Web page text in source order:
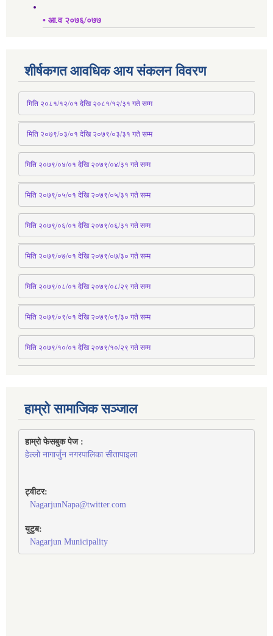
• आ.व २०७६/०७७
शीर्षकगत आवधिक आय संकलन विवरण
मिति २०८१/१२/०१ देखि २०८१/१२/३१ गते सम्म
मिति २०७९/०३/०१ देखि २०७९/०३/३१ गते सम्म
मिति २०७९/०४/०१ देखि २०७९/०४/३१ गते सम्म
मिति २०७९्/०५/०१ देखि २०७९/०५/३१ गते सम्म
मिति २०७९्/०६/०१ देखि २०७९/०६/३१ गते सम्म
मिति २०७९/०७/०१ देखि २०७९/०७/३० गते सम्म
मिति २०७९/०८/०१ देखि २०७९/०८/२९ गते सम्म
मिति २०७९/०९/०१ देखि २०७९/०९/३० गते सम्म
मिति २०७९/१०/०१ देखि २०७९/१०/२९ गते सम्म
हाम्रो सामाजिक सञ्जाल
हाम्रो फेसबुक पेज :
हेल्लो नागार्जुन नगरपालिका सीतापाइला
ट्वीटर:
NagarjunNapa@twitter.com
युटुब:
Nagarjun Municipality